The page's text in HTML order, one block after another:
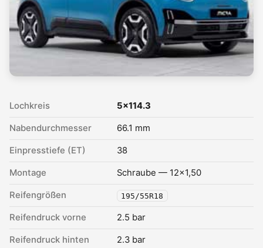
Lochkreis 5x114.3
Nabendurchmesser 66.1 mm
Einpresstiefe (ET) 38
Montage Schraube — 12x1,50
Reifengrößen 195/55R18
Reifendruck vorne 2.5 bar
Reifendruck hinten 2.3 bar